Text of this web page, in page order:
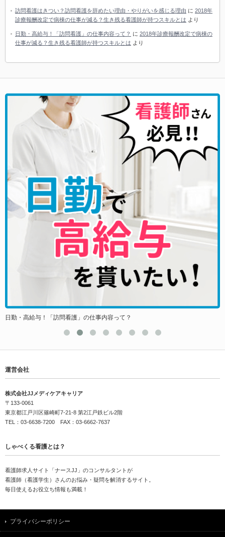
訪問看護はきつい？訪問看護を辞めたい理由・やりがいを感じる理由 に 2018年
診療報酬改定で病棟の仕事が減る？生き残る看護師が持つスキルとは より
日勤・高給与！「訪問看護」の仕事内容って？ に 2018年診療報酬改定で病棟の
仕事が減る？生き残る看護師が持つスキルとは より
日勤・高給与！「訪問看護」の仕事内容って？
運営会社
株式会社JJメディケアキャリア
〒133-0061
東京都江戸川区篠崎町7-21-8 第2江戸鉄ビル2階
TEL：03-6638-7200 FAX：03-6662-7637
しゃべくる看護とは？
看護師求人サイト「ナースJJ」のコンサルタントが
看護師（看護学生）さんのお悩み・疑問を解消するサイト。
毎日使えるお役立ち情報も満載！
プライバシーポリシー